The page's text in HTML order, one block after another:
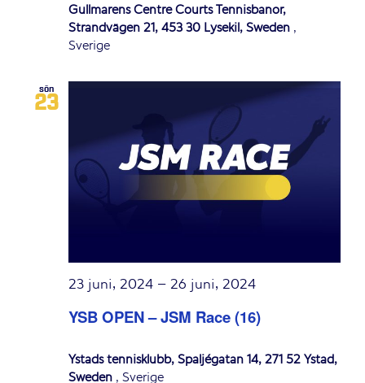
Gullmarens Centre Courts Tennisbanor,
Strandvägen 21, 453 30 Lysekil, Sweden ,
Sverige
sön
23
YSB OPEN – JSM Race (16)
23 juni, 2024 – 26 juni, 2024
Ystads tennisklubb, Spaljégatan 14, 271 52 Ystad,
Sweden , Sverige